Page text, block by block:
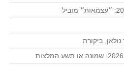
ביקורת